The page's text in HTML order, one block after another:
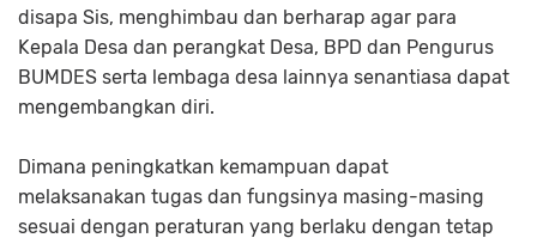
disapa Sis, menghimbau dan berharap agar para
Kepala Desa dan perangkat Desa, BPD dan Pengurus
BUMDES serta lembaga desa lainnya senantiasa dapat
mengembangkan diri.
Dimana peningkatkan kemampuan dapat
melaksanakan tugas dan fungsinya masing-masing
sesuai dengan peraturan yang berlaku dengan tetap